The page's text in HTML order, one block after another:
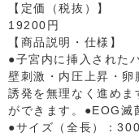
【定価（税抜）】
19200円
【商品説明・仕様】
●子宮内に挿入された
壁刺激・内圧上昇・
誘発を無理なく進め
ができます。●EOG滅
●サイズ（全長）：